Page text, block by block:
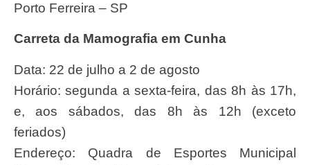
Porto Ferreira – SP
Carreta da Mamografia em Cunha
Data: 22 de julho a 2 de agosto
Horário: segunda a sexta-feira, das 8h às 17h,
e, aos sábados, das 8h às 12h (exceto
feriados)
Endereço: Quadra de Esportes Municipal